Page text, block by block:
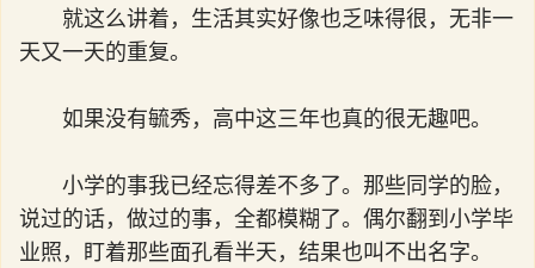
就这么讲着，生活其实好像也乏味得很，无非一
天又一天的重复。
如果没有毓秀，高中这三年也真的很无趣吧。
小学的事我已经忘得差不多了。那些同学的脸，
说过的话，做过的事，全都模糊了。偶尔翻到小学毕
业照，盯着那些面孔看半天，结果也叫不出名字。